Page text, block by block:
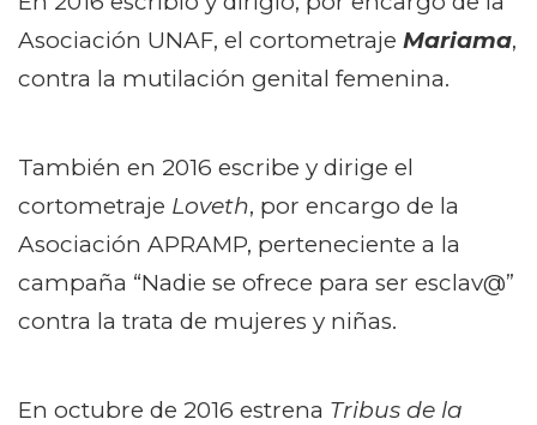
Asociación UNAF, el cortometraje Mariama,
contra la mutilación genital femenina.
También en 2016 escribe y dirige el
cortometraje Loveth, por encargo de la
Asociación APRAMP, perteneciente a la
campaña “Nadie se ofrece para ser esclav@”
contra la trata de mujeres y niñas.
En octubre de 2016 estrena Tribus de la